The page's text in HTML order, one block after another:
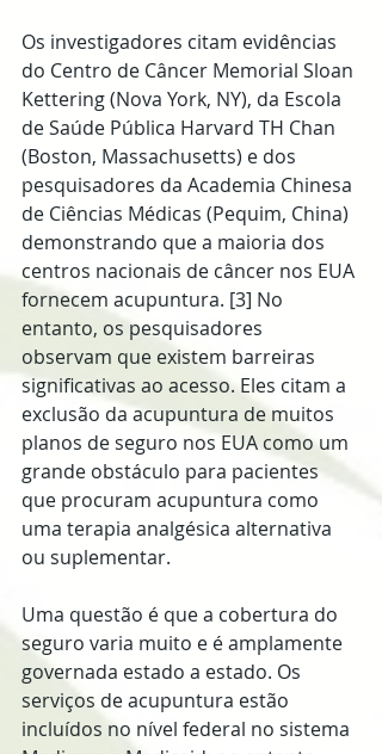
Os investigadores citam evidências
do Centro de Câncer Memorial Sloan
Kettering (Nova York, NY), da Escola
de Saúde Pública Harvard TH Chan
(Boston, Massachusetts) e dos
pesquisadores da Academia Chinesa
de Ciências Médicas (Pequim, China)
demonstrando que a maioria dos
centros nacionais de câncer nos EUA
fornecem acupuntura. [3] No
entanto, os pesquisadores
observam que existem barreiras
significativas ao acesso. Eles citam a
exclusão da acupuntura de muitos
planos de seguro nos EUA como um
grande obstáculo para pacientes
que procuram acupuntura como
uma terapia analgésica alternativa
ou suplementar.
Uma questão é que a cobertura do
seguro varia muito e é amplamente
governada estado a estado. Os
serviços de acupuntura estão
incluídos no nível federal no sistema